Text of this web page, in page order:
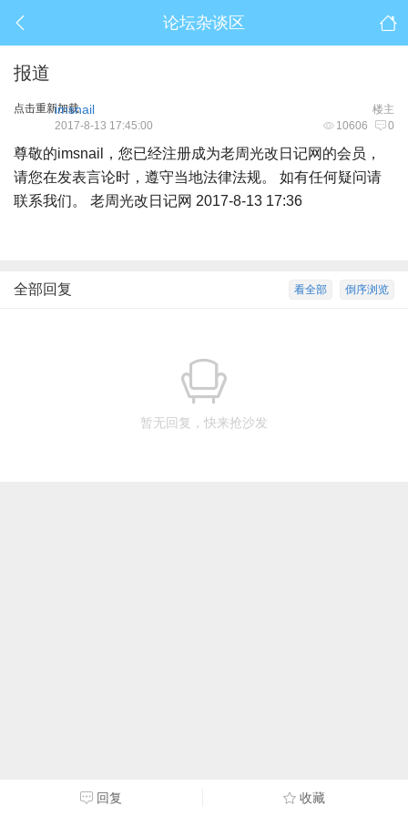
论坛杂谈区
报道
点击重新加载 楼主
imsnail
10606 0
2017-8-13 17:45:00
尊敬的imsnail，您已经注册成为老周光改日记网的会员，
请您在发表言论时，遵守当地法律法规。 如有任何疑问请
联系我们。 老周光改日记网 2017-8-13 17:36
倒序浏览
看全部
全部回复
暂无回复，快来抢沙发
回复 收藏